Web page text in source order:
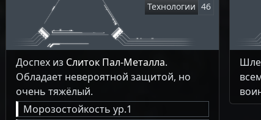
Технологии 46
Доспех из Слиток Пал-Металла.
Обладает невероятной защитой, но
очень тяжёлый.
Морозостойкость ур.1